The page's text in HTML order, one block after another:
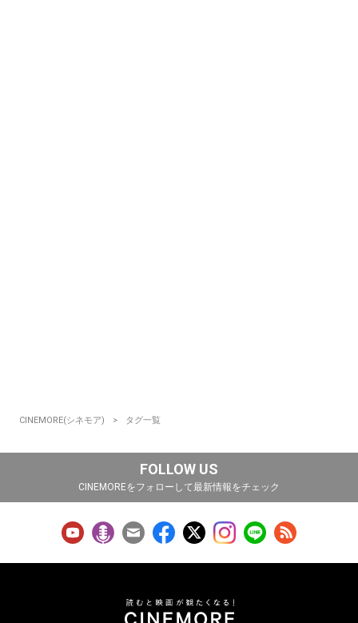
CINEMORE(シネモア) タグ一覧
FOLLOW US
CINEMOREをフォローして最新情報をチェック